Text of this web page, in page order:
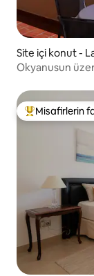
Site içi konut -
Okyanusun
Misafirlerin
Misafirlerin